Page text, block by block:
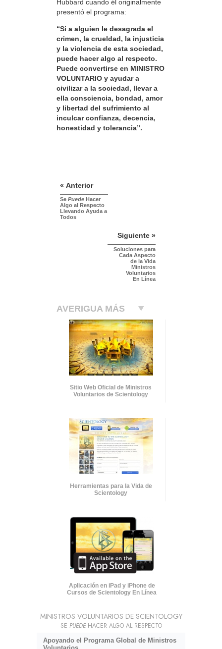
Hubbard cuando él originalmente
presentó el programa:
“Si a alguien le desagrada el
crimen, la crueldad, la injusticia
y la violencia de esta sociedad,
puede hacer algo al respecto.
Puede convertirse en MINISTRO
VOLUNTARIO y ayudar a
civilizar a la sociedad, llevar a
ella consciencia, bondad, amor
y libertad del sufrimiento al
inculcar confianza, decencia,
honestidad y tolerancia”.
« Anterior
Se Puede Hacer
Algo al Respecto
Llevando Ayuda a
Todos
Siguiente »
Soluciones para
Cada Aspecto
de la Vida
Ministros
Voluntarios
En Línea
AVERIGUA MÁS
Sitio Web Oficial de Ministros
Voluntarios de Scientology
Herramientas para la Vida de
Scientology
Aplicación en iPad y iPhone de
Cursos de Scientology En Línea
MINISTROS VOLUNTARIOS DE SCIENTOLOGY
SE PUEDEHACER ALGO AL RESPECTO
Apoyando el Programa Global de Ministros